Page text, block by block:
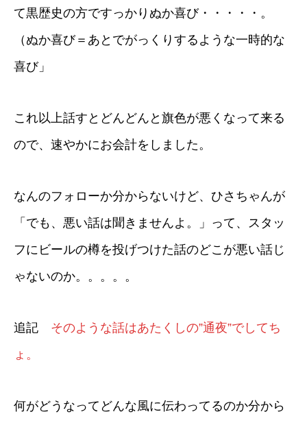
て黒歴史の方ですっかりぬか喜び・・・・・。
（ぬか喜び＝あとでがっくりするような一時的な
喜び」
これ以上話すとどんどんと旗色が悪くなって来る
ので、速やかにお会計をしました。
なんのフォローか分からないけど、ひさちゃんが
「でも、悪い話は聞きませんよ。」って、スタッ
フにビールの樽を投げつけた話のどこが悪い話じ
ゃないのか。。。。。
追記 そのような話はあたくしの”通夜”でしてち
ょ。
何がどうなってどんな風に伝わってるのか分から